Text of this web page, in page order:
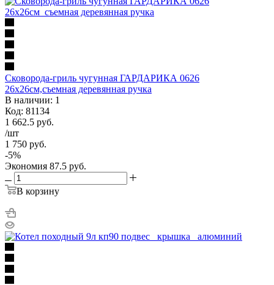
Сковорода-гриль чугунная ГАРДАРИКА 0626
26х26см,съемная деревянная ручка
В наличии: 1
Код: 81134
1 662.5 руб.
/шт
1 750 руб.
-5%
Экономия 87.5 руб.
В корзину